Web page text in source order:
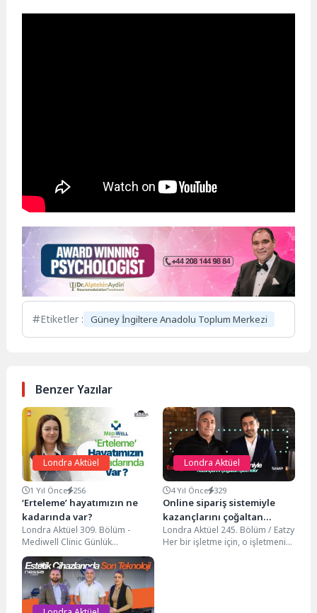
Etiketler : Güney İngiltere Anadolu Toplum Merkezi
Benzer Yazılar
Londra Aktüel
1 Yıl Önce 256
‘Erteleme’ hayatımızın ne
kadarında var?
Londra Aktüel 309. Bölüm -
Mediwell Clinic Günlük
hayatımızda birçok işi
ertelediğimiz anlar oluyor.
Ancak...
Londra Aktüel
4 Yıl Önce 329
Online sipariş sistemiyle
kazançlarını çoğaltan
işletmeler…
Londra Aktüel 245. Bölüm / Eatzy
Her bir işletme için, o işletmenin